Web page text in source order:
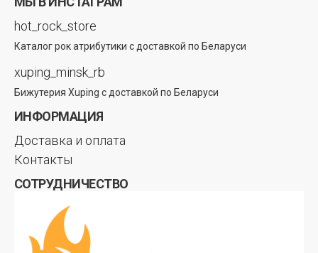
hot_rock_store
Каталог рок атрибутики с доставкой по Беларуси
xuping_minsk_rb
Бижутерия Xuping с доставкой по Беларуси
ИНФОРМАЦИЯ
Доставка и оплата
Контакты
СОТРУДНИЧЕСТВО